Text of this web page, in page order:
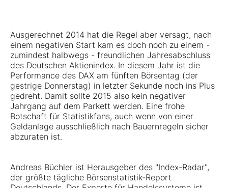
Ausgerechnet 2014 hat die Regel aber versagt, nach
einem negativen Start kam es doch noch zu einem -
zumindest halbwegs - freundlichen Jahresabschluss
des Deutschen Aktienindex. In diesem Jahr ist die
Performance des DAX am fünften Börsentag (der
gestrige Donnerstag) in letzter Sekunde noch ins Plus
gedreht. Damit sollte 2015 also kein negativer
Jahrgang auf dem Parkett werden. Eine frohe
Botschaft für Statistikfans, auch wenn von einer
Geldanlage ausschließlich nach Bauernregeln sicher
abzuraten ist.
Andreas Büchler ist Herausgeber des "Index-Radar",
der größte tägliche Börsenstatistik-Report